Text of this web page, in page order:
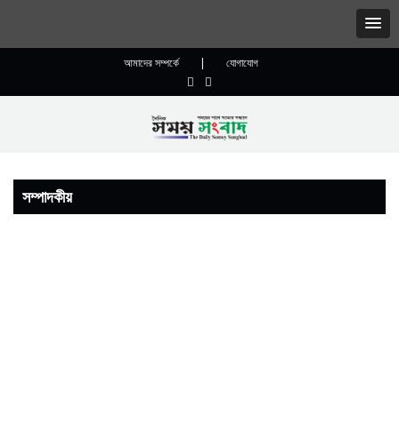
আমাদের সম্পর্কে | যোগাযোগ
সম্পাদকীয়